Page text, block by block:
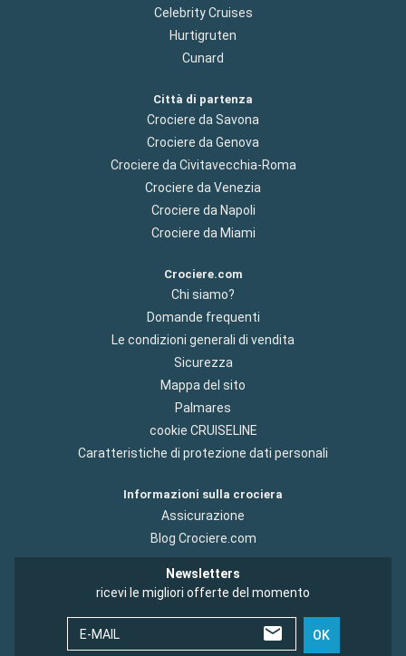
Celebrity Cruises
Hurtigruten
Cunard
Città di partenza
Crociere da Savona
Crociere da Genova
Crociere da Civitavecchia-Roma
Crociere da Venezia
Crociere da Napoli
Crociere da Miami
Crociere.com
Chi siamo?
Domande frequenti
Le condizioni generali di vendita
Sicurezza
Mappa del sito
Palmares
cookie CRUISELINE
Caratteristiche di protezione dati personali
Informazioni sulla crociera
Assicurazione
Blog Crociere.com
Newsletters
ricevi le migliori offerte del momento
E-MAIL OK